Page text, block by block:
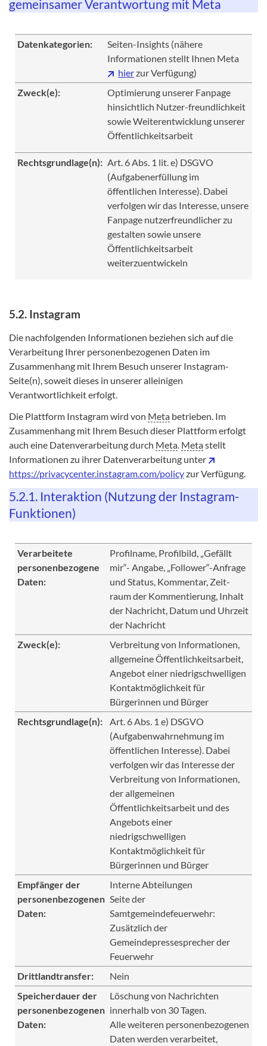
gemeinsamer Verantwortung mit Meta
Datenkategorien:
Seiten-Insights (nähere
Informationen stellt Ihnen Meta
hierzur Verfügung)
Zweck(e):
Optimierung unserer Fanpage
hinsichtlich Nutzer-freundlichkeit
sowie Weiterentwicklung unserer
Öffentlichkeitsarbeit
Rechtsgrundlage(n): Art. 6 Abs. 1 lit. e) DSGVO
(Aufgabenerfüllung im
öffentlichen Interesse). Dabei
verfolgen wir das Interesse, unsere
Fanpage nutzerfreundlicher zu
gestalten sowie unsere
Öffentlichkeitsarbeit
weiterzuentwickeln
5.2. Instagram
Die nachfolgenden Informationen beziehen sich auf die
Verarbeitung Ihrer personenbezogenen Daten im
Zusammenhang mit Ihrem Besuch unserer Instagram-
Seite(n), soweit dieses in unserer alleinigen
Verantwortlichkeit erfolgt.
Die Plattform Instagram wird von Meta betrieben. Im
Zusammenhang mit Ihrem Besuch dieser Plattform erfolgt
auch eine Datenverarbeitung durch Meta Metastellt
Informationen zu ihrer Datenverarbeitung unter
https://privacycenter.instagram.com/policyzur Verfügung.
5.2.1. Interaktion (Nutzung der Instagram-
Funktionen)
Verarbeitete
personenbezogene
Daten:
Profilname, Profilbild, „Gefällt
mir“- Angabe, „Follower“-Anfrage
und Status, Kommentar, Zeit-
raum der Kommentierung, Inhalt
der Nachricht, Datum und Uhrzeit
der Nachricht
Zweck(e):
Verbreitung von Informationen,
allgemeine Öffentlichkeitsarbeit,
Angebot einer niedrigschwelligen
Kontaktmöglichkeit für
Bürgerinnen und Bürger
Rechtsgrundlage(n):
Art. 6 Abs. 1 e) DSGVO
(Aufgabenwahrnehmung im
öffentlichen Interesse). Dabei
verfolgen wir das Interesse der
Verbreitung von Informationen,
der allgemeinen
Öffentlichkeitsarbeit und des
Angebots einer
niedrigschwelligen
Kontaktmöglichkeit für
Bürgerinnen und Bürger
Empfänger der
personenbezogenen
Daten:
Interne Abteilungen
Seite der
Samtgemeindefeuerwehr:
Zusätzlich der
Gemeindepressesprecher der
Feuerwehr
Drittlandtransfer:
Nein
Speicherdauer der
personenbezogenen
Daten:
Löschung von Nachrichten
innerhalb von 30 Tagen.
Alle weiteren personenbezogenen
Daten werden verarbeitet,